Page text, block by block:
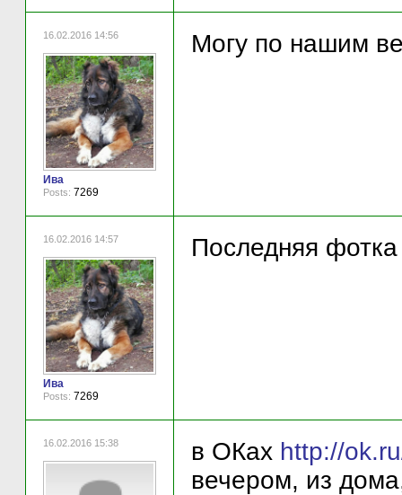
16.02.2016 14:56
Ива
Posts: 7269
Могу по нашим
16.02.2016 14:57
Ива
Posts: 7269
Последняя фотка
16.02.2016 15:38 в ОКах http://
вечером, из